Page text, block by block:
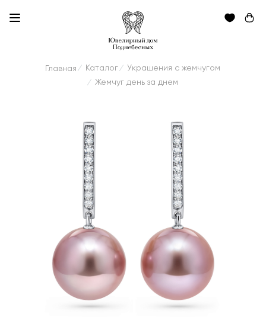
Главная / Каталог / Украшения с жемчугом
/ Жемчуг день за днем